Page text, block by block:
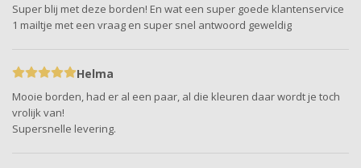
Super blij met deze borden! En wat een super goede klantenservice
1 mailtje met een vraag en super snel antwoord geweldig
Helma
Mooie borden, had er al een paar, al die kleuren daar wordt je toch
vrolijk van!
Supersnelle levering.